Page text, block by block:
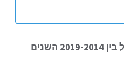
השתחררת מצה"ל בין 2019-2014 השנים